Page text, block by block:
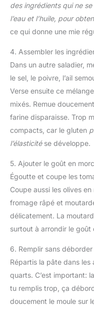
des ingrédients qui ne
l’eau et l’huile, pour
ce qui donne une mie
4. Assembler les
Dans un autre saladier,
le sel, le poivre, l’ail
Verse ensuite ce
mixés. Remue
farine disparaisse. Trop
compacts, car le gluten
l’élasticitése développe.
5. Ajouter le goût en
Égoutte et coupe les
Coupe aussi les olives
fromage râpé et
délicatement. La
surtout à arrondir le
6. Remplir sans déborder
Répartis la pâte dans les
quarts. C’est important:
tu remplis trop, ça
doucement le moule sur